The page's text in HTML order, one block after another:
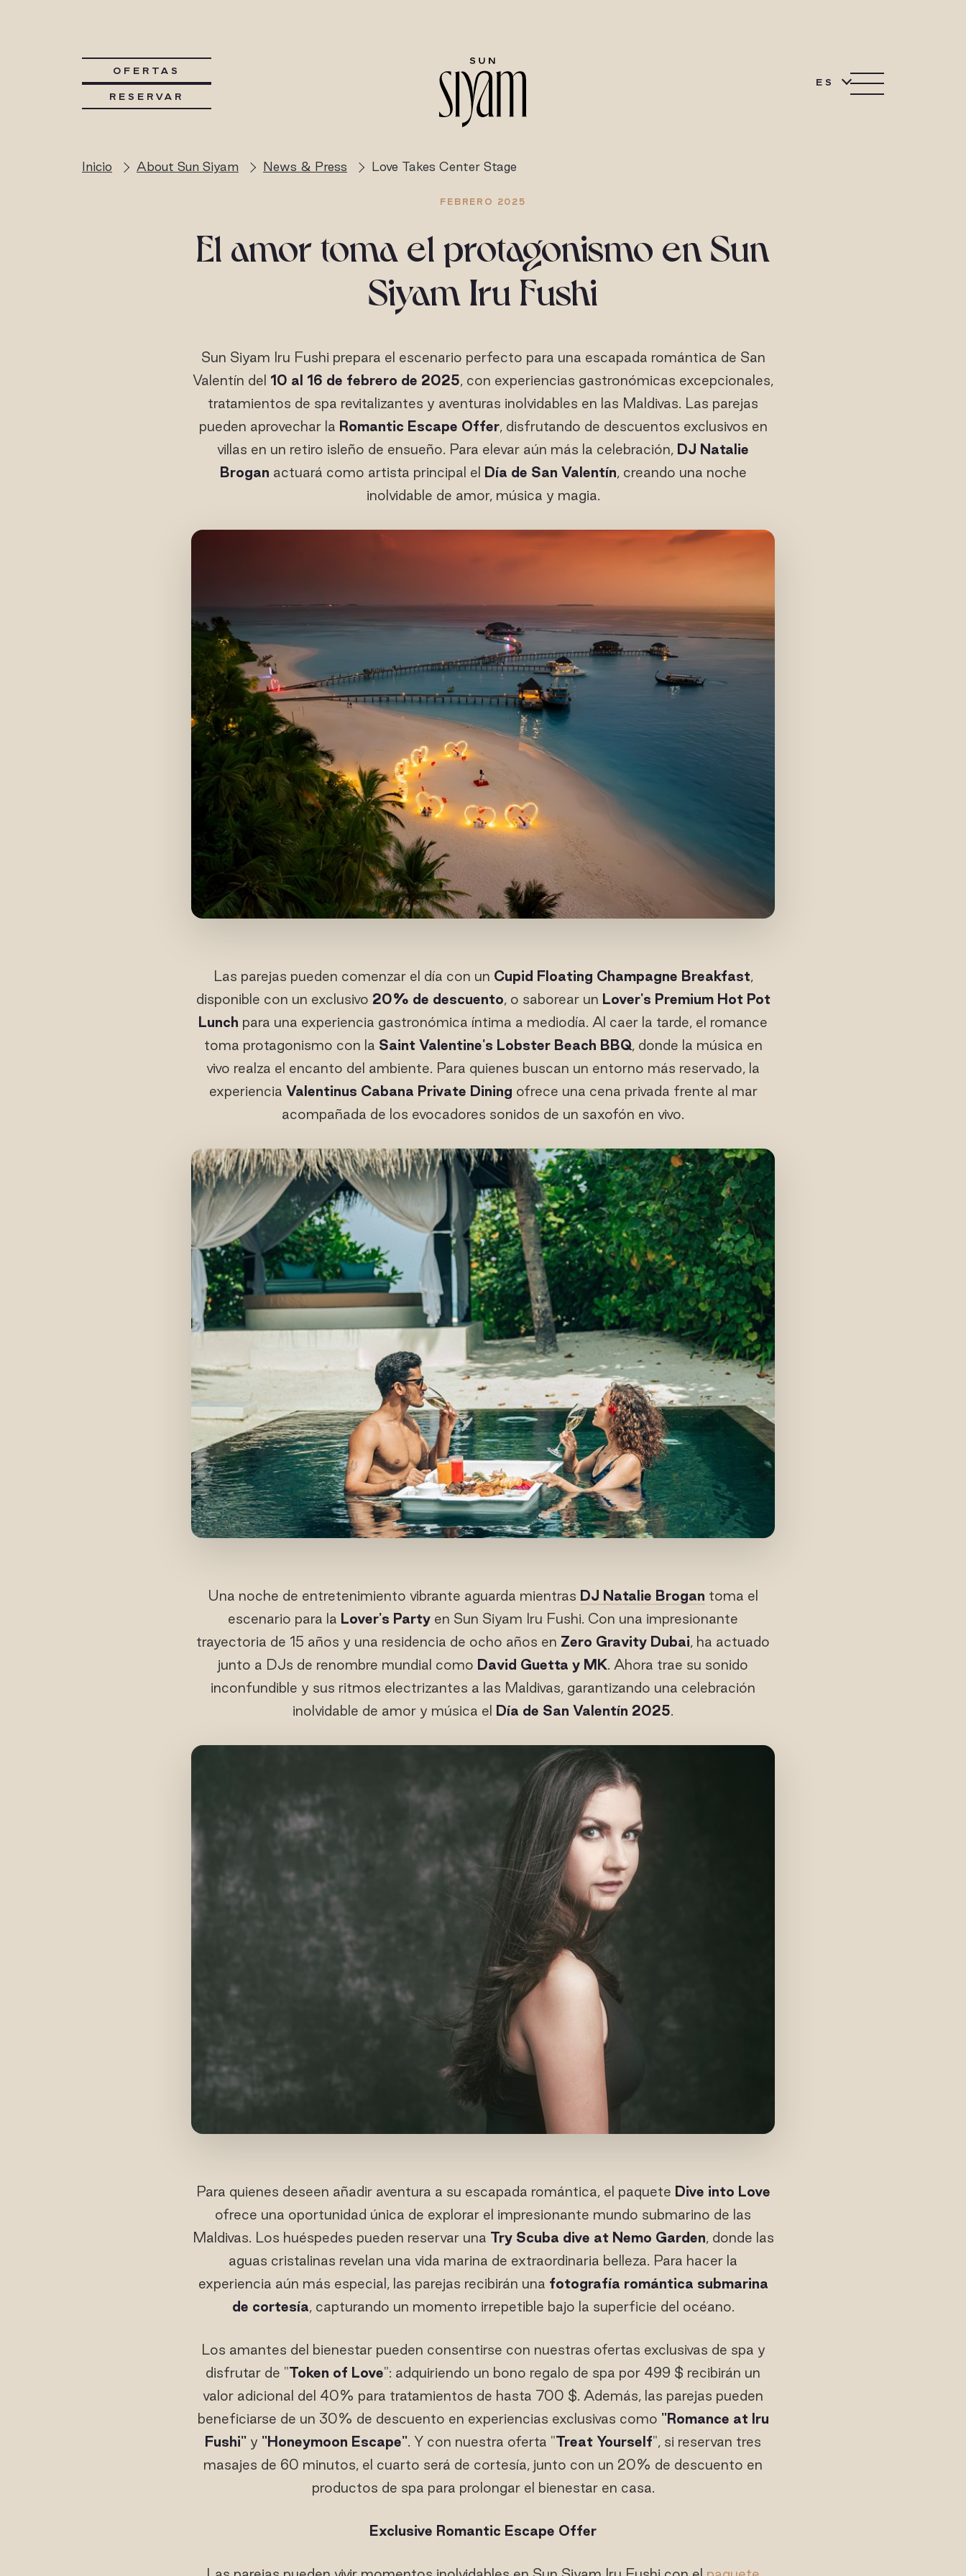
OFERTAS
RESERVAR
ES
Inicio About Sun Siyam News & Press Love Takes Center Stage
FEBRERO 2025
El amor toma el protagonismo en Sun
Siyam Iru Fushi
Sun Siyam Iru Fushi prepara el escenario perfecto para una escapada romántica de San
Valentín del 10 al 16 de febrero de 2025, con experiencias gastronómicas excepcionales,
tratamientos de spa revitalizantes y aventuras inolvidables en las Maldivas. Las parejas
pueden aprovechar la Romantic Escape Offer, disfrutando de descuentos exclusivos en
villas en un retiro isleño de ensueño. Para elevar aún más la celebración, DJ Natalie
Brogan actuará como artista principal el Día de San Valentín, creando una noche
inolvidable de amor, música y magia.
Las parejas pueden comenzar el día con un Cupid Floating Champagne Breakfast,
disponible con un exclusivo 20% de descuento, o saborear un Lover's Premium Hot Pot
Lunch para una experiencia gastronómica íntima a mediodía. Al caer la tarde, el romance
toma protagonismo con la Saint Valentine's Lobster Beach BBQ, donde la música en
vivo realza el encanto del ambiente. Para quienes buscan un entorno más reservado, la
experiencia Valentinus Cabana Private Dining ofrece una cena privada frente al mar
acompañada de los evocadores sonidos de un saxofón en vivo.
Una noche de entretenimiento vibrante aguarda mientras DJ Natalie Brogan toma el
escenario para la Lover's Party en Sun Siyam Iru Fushi. Con una impresionante
trayectoria de 15 años y una residencia de ocho años en Zero Gravity Dubai, ha actuado
junto a DJs de renombre mundial como David Guetta y MK. Ahora trae su sonido
inconfundible y sus ritmos electrizantes a las Maldivas, garantizando una celebración
inolvidable de amor y música el Día de San Valentín 2025.
Para quienes deseen añadir aventura a su escapada romántica, el paquete Dive into Love
ofrece una oportunidad única de explorar el impresionante mundo submarino de las
Maldivas. Los huéspedes pueden reservar una Try Scuba dive at Nemo Garden, donde las
aguas cristalinas revelan una vida marina de extraordinaria belleza. Para hacer la
experiencia aún más especial, las parejas recibirán una fotografía romántica submarina
de cortesía, capturando un momento irrepetible bajo la superficie del océano.
Los amantes del bienestar pueden consentirse con nuestras ofertas exclusivas de spa y
disfrutar de "Token of Love": adquiriendo un bono regalo de spa por 499 $ recibirán un
valor adicional del 40% para tratamientos de hasta 700 $. Además, las parejas pueden
beneficiarse de un 30% de descuento en experiencias exclusivas como "Romance at Iru
Fushi" y "Honeymoon Escape". Y con nuestra oferta "Treat Yourself", si reservan tres
masajes de 60 minutos, el cuarto será de cortesía, junto con un 20% de descuento en
productos de spa para prolongar el bienestar en casa.
Exclusive Romantic Escape Offer